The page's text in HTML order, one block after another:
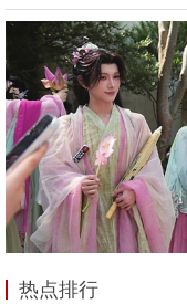
热点排行